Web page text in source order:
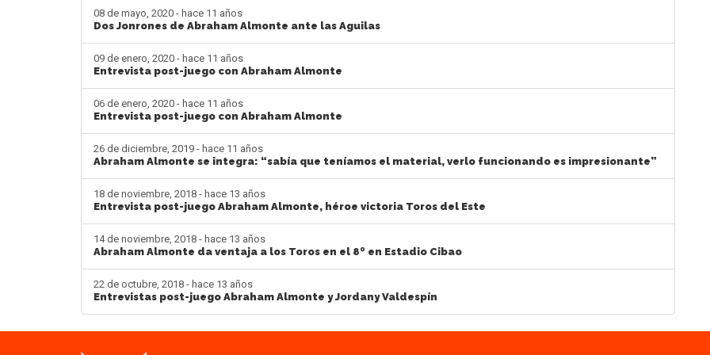
08 de mayo, 2020 - hace 11 años
Dos Jonrones de Abraham Almonte ante las Aguilas
09 de enero, 2020 - hace 11 años
Entrevista post-juego con Abraham Almonte
06 de enero, 2020 - hace 11 años
Entrevista post-juego con Abraham Almonte
26 de diciembre, 2019 - hace 11 años
Abraham Almonte se integra: “sabía que teníamos el material, verlo funcionando es impresionante”
18 de noviembre, 2018 - hace 13 años
Entrevista post-juego Abraham Almonte, héroe victoria Toros del Este
14 de noviembre, 2018 - hace 13 años
Abraham Almonte da ventaja a los Toros en el 8º en Estadio Cibao
22 de octubre, 2018 - hace 13 años
Entrevistas post-juego Abraham Almonte y Jordany Valdespín